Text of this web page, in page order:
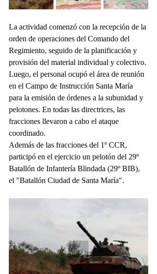
La actividad comenzó con la recepción de la
orden de operaciones del Comando del
Regimiento, seguido de la planificación y
provisión del material individual y colectivo.
Luego, el personal ocupó el área de reunión
en el Campo de Instrucción Santa María
para la emisión de órdenes a la subunidad y
pelotones. En todas las directrices, las
fracciones llevaron a cabo el ataque
coordinado.
Además de las fracciones del 1º CCR,
participó en el ejercicio un pelotón del 29º
Batallón de Infantería Blindada (29º BIB),
el "Batallón Ciudad de Santa María".